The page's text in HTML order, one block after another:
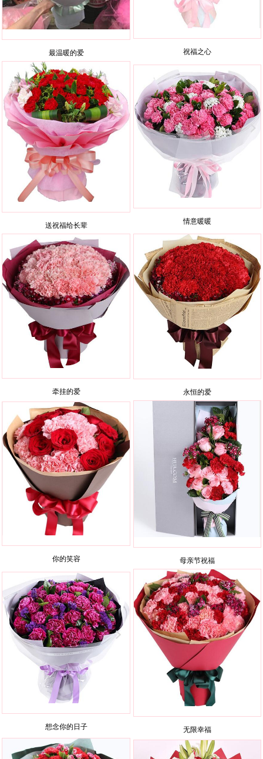
最温暖的爱 祝福之心
送祝福给长辈 情意暖暖
牵挂的爱 永恒的爱
你的笑容 母亲节祝福
想念你的日子 无限幸福